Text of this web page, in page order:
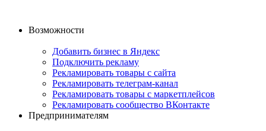
Возможности
Добавить бизнес в Яндекс
Подключить рекламу
Рекламировать товары с сайта
Рекламировать телеграм-канал
Рекламировать товары с маркетплейсов
Рекламировать сообщество ВКонтакте
Предпринимателям